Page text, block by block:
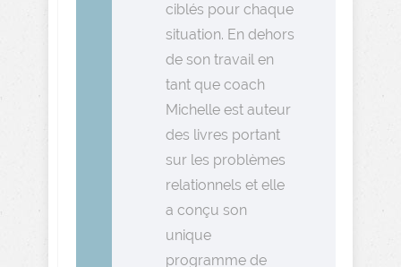
ciblés pour chaque
situation. En dehors
de son travail en
tant que coach
Michelle est auteur
des livres portant
sur les problèmes
relationnels et elle
a conçu son
unique
programme de